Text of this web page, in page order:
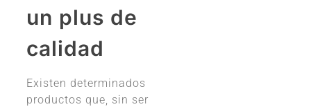
un plus de
calidad
Existen determinados
productos que, sin ser